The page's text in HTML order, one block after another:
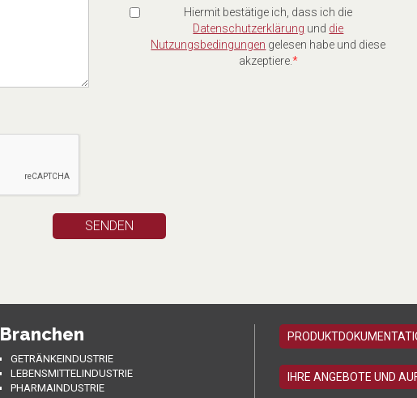
Hiermit bestätige ich, dass ich die
Datenschutzerklärung und die
Nutzungsbedingungen gelesen habe und diese
akzeptiere.*
Branchen
GETRÄNKEINDUSTRIE
LEBENSMITTELINDUSTRIE
PHARMAINDUSTRIE